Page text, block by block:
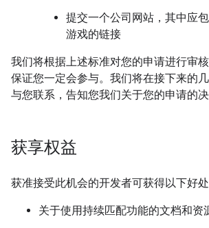
提交一个公司网站，其中应
游戏的链接
我们将根据上述标准对您的申请进行审
保证您一定会参与。我们将在接下来的
与您联系，告知您我们关于您的申请的决
获享权益
获准接受此机会的开发者可获得以下好处
关于使用持续匹配功能的文档和资